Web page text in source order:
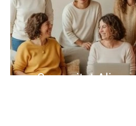
Comunitat Aliura